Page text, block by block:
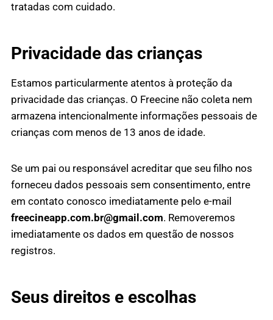
tratadas com cuidado.
Privacidade das crianças
Estamos particularmente atentos à proteção da
privacidade das crianças. O Freecine não coleta nem
armazena intencionalmente informações pessoais de
crianças com menos de 13 anos de idade.
Se um pai ou responsável acreditar que seu filho nos
forneceu dados pessoais sem consentimento, entre
em contato conosco imediatamente pelo e-mail
freecineapp.com.br@gmail.com. Removeremos
imediatamente os dados em questão de nossos
registros.
Seus direitos e escolhas